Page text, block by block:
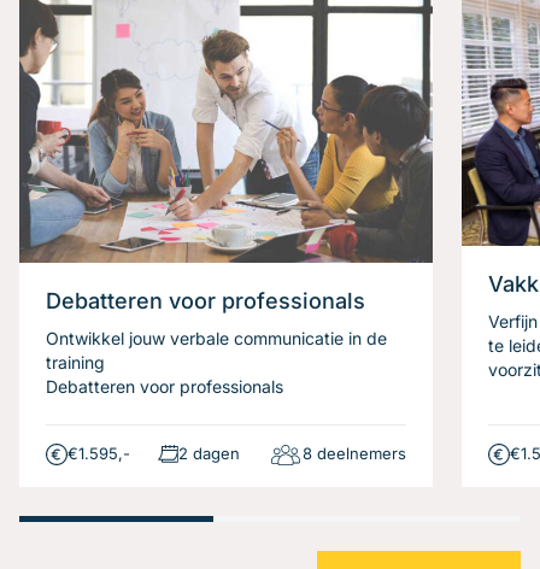
Debatteren voor professionals
Ontwikkel jouw verbale communicatie in de
training
Debatteren voor professionals
€1.595,- 2 dagen 8 deelnemers
te